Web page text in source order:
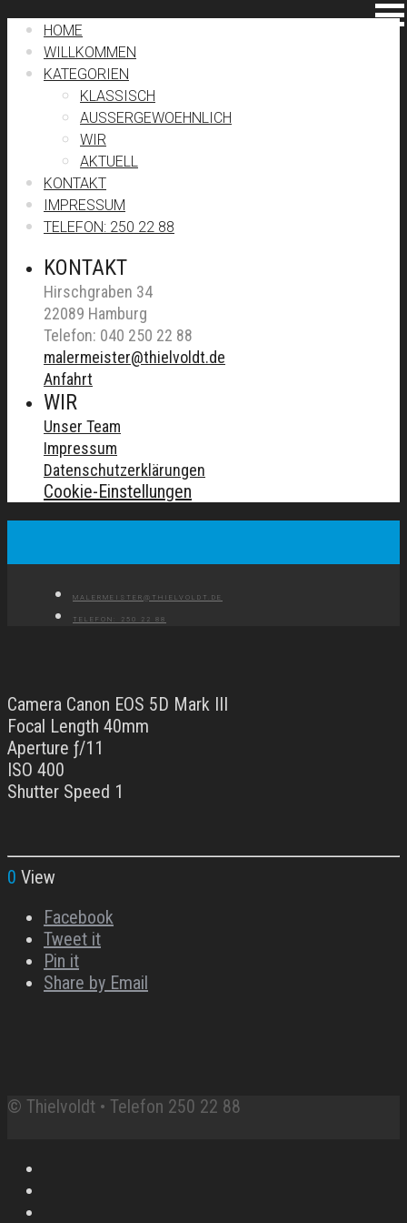
HOME
WILLKOMMEN
KATEGORIEN
KLASSISCH
AUSSERGEWOEHNLICH
WIR
AKTUELL
KONTAKT
IMPRESSUM
TELEFON: 250 22 88
KONTAKT
Hirschgraben 34
22089 Hamburg
Telefon: 040 250 22 88
malermeister@thielvoldt.de
Anfahrt
WIR
Unser Team
Impressum
Datenschutzerklärungen
Cookie-Einstellungen
MALERMEISTER@THIELVOLDT.DE
TELEFON: 250 22 88
Camera Canon EOS 5D Mark III
Focal Length 40mm
Aperture ƒ/11
ISO 400
Shutter Speed 1
0 View
Facebook
Tweet it
Pin it
Share by Email
© Thielvoldt • Telefon 250 22 88